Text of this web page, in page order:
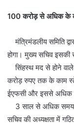
100 करोड़ से अधिक के
मंत्रिमंडलीय समिति
होगा। मुख्य सचिव इसकी
सिंहस्थ मद से होने वाले
करोड़ रुपए तक के काम
ईएफसी और इससे अधिक
3 साल से अधिक समय
सचिव की अध्यक्षता में